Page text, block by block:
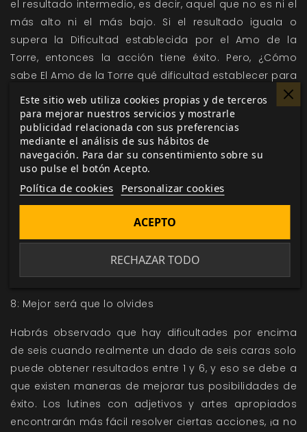
el resultado intermedio, es decir, aquel que no es ni el
más alto ni el más bajo. Si el resultado iguala o
supera la Dificultad establecida por el Amo de la
Torre, entonces la acción tiene éxito. Pero, ¿Cómo
sabe El Amo de la Torre qué dificultad establecer para
una acción? Rudesindus ha dispuesto esta tabla
para que le sirva de guía:
Tabla de Dificultades
2: Cualquiera puede hacerlo
3: Fácil incluso para un lutín
4: Lo normal en estos casos
5: La cosa se complica demasiado
6: Solo los lutines con suerte lo consiguen
7: Un lutín no puede hacerlo... normalmente
8: Mejor será que lo olvides
Habrás observado que hay dificultades por encima
de seis cuando realmente un dado de seis caras solo
puede obtener resultados entre 1 y 6, y eso se debe a
que existen maneras de mejorar tus posibilidades de
éxito. Los lutines con adjetivos y artes apropiados
encontrarán más fácil resolver ciertas acciones, ¡a no
Este sitio web utiliza cookies propias y de terceros
para mejorar nuestros servicios y mostrarle
publicidad relacionada con sus preferencias
mediante el análisis de sus hábitos de
navegación. Para dar su consentimiento sobre su
uso pulse el botón Acepto.
Política de cookies Personalizar cookies
RECHAZAR TODO
ACEPTO